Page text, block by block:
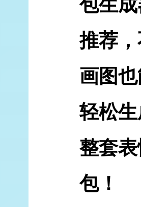
包生
推荐
画图
轻松
整套
包！